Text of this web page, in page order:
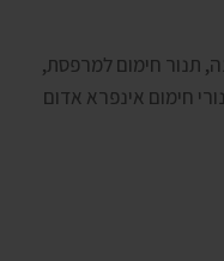
, תנור חימום למרפסת,
חימום אינפרא אדום